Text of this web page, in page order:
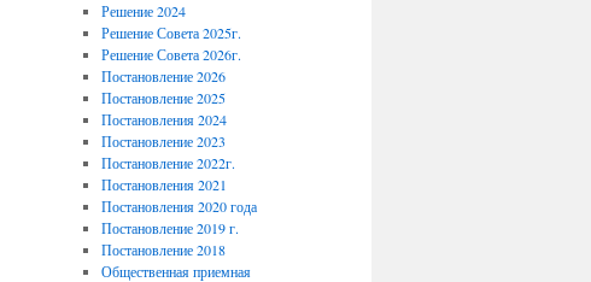
Решение 2024
Решение Совета 2025г.
Решение Совета 2026г.
Постановление 2026
Постановление 2025
Постановления 2024
Постановление 2023
Постановление 2022г.
Постановления 2021
Постановления 2020 года
Постановление 2019 г.
Постановление 2018
Общественная приемная